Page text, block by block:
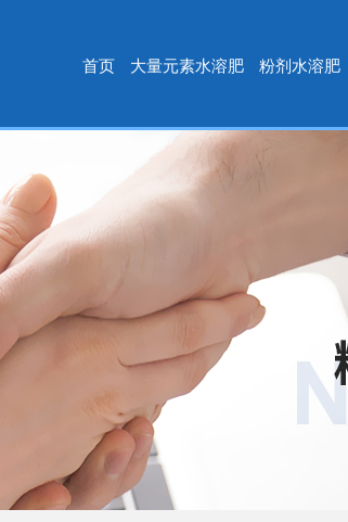
首页 大量元素水溶肥 粉剂水溶肥